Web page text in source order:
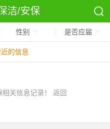
洁/安保
性别 是否应届
的信息
关信息记录！ 返回